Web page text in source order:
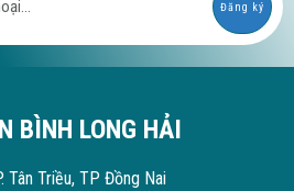
Đăng ký
BÌNH LONG HẢI
Tân Triều, TP Đồng Nai